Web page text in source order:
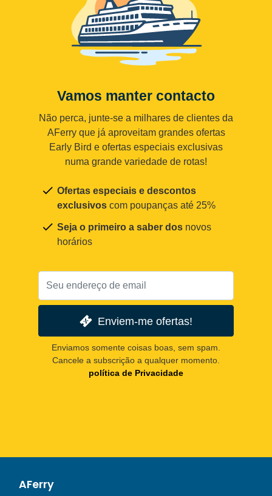
Vamos manter contacto
Não perca, junte-se a milhares de clientes da
AFerry que já aproveitam grandes ofertas
Early Bird e ofertas especiais exclusivas
numa grande variedade de rotas!
Ofertas especiais e descontos
exclusivos com poupanças até 25%
Seja o primeiro a saber dos novos
horários
Enviem-me ofertas!
Enviamos somente coisas boas, sem spam.
Cancele a subscrição a qualquer momento.
política de Privacidade
AFerry